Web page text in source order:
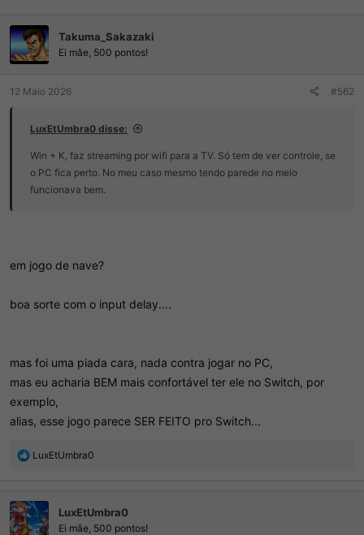
Takuma_Sakazaki
Ei mãe, 500 pontos!
12 Maio 2026 #562
LuxEtUmbra0 disse:
Win + K, faz streaming por wifi para a TV. Só tem de ver controle, se
o PC fica perto. No meu caso mesmo tendo parede no meio
funcionava bem.
em jogo de nave?
boa sorte com o input delay....
mas foi uma piada cara, nada contra jogar no PC,
mas eu acharia BEM mais confortável ter ele no Switch, por
exemplo,
alias, esse jogo parece SER FEITO pro Switch...
R
ç
õ
e
LuxEtUmbra0
LuxEtUmbra0
Ei mãe, 500 pontos!